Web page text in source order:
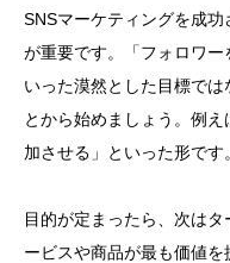
SNSマーケティングを成
が重要です。「フォロワ
いった漠然とした目標で
とから始めましょう。例
加させる」といった形です。
目的が定まったら、次は
ービスや商品が最も価値